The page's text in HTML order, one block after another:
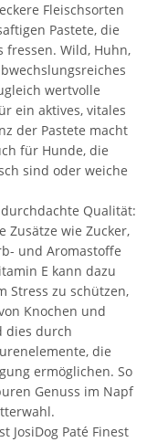
Fleischsorten
Pastete, die
fressen. Wild, Huhn,
wertvolle
ein aktives, vitales
der Pastete macht
für Hunde, die
sind oder weiche
Qualität:
Zusätze wie Zucker,
und Aromastoffe
E kann dazu
Stress zu schützen,
Knochen und
dies durch
die
ermöglichen. So
Genuss im Napf
JosiDog Paté Finest